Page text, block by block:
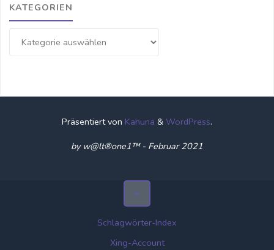
KATEGORIEN
Präsentiert von Kahuna & WordPress.
by w@lt®one1™ - Februar 2021
Schlagwörter-Index
Xing-Account